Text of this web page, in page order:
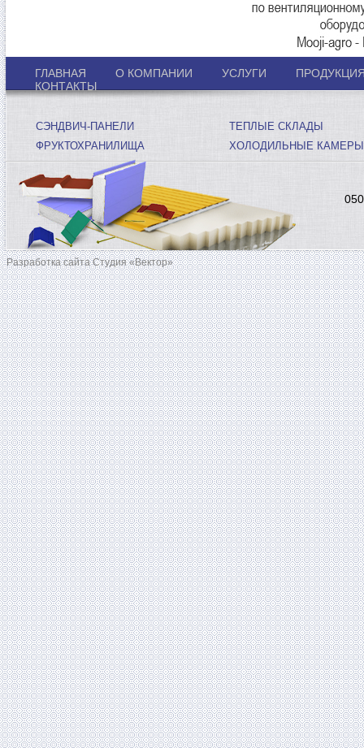
ГЛАВНАЯ О КОМПАНИИ УСЛУГИ
КОНТАКТЫ
СЭНДВИЧ-ПАНЕЛИ
ТЕПЛЫЕ СКЛАДЫ
ФРУКТОХРАНИЛИЩА
ХОЛОДИЛЬНЫЕ КАМЕРЫ
Разработка сайта Студия «Вектор»